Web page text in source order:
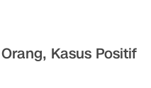
Kasus Positif